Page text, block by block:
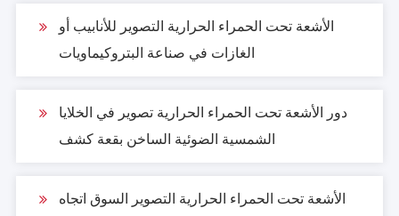
الأشعة تحت الحمراء الحرارية التصوير للأنابيب أو
الغازات في صناعة البتروكيماويات
دور الأشعة تحت الحمراء الحرارية تصوير في الخلايا
الشمسية الضوئية الساخن بقعة كشف
الأشعة تحت الحمراء الحرارية التصوير السوق اتجاه